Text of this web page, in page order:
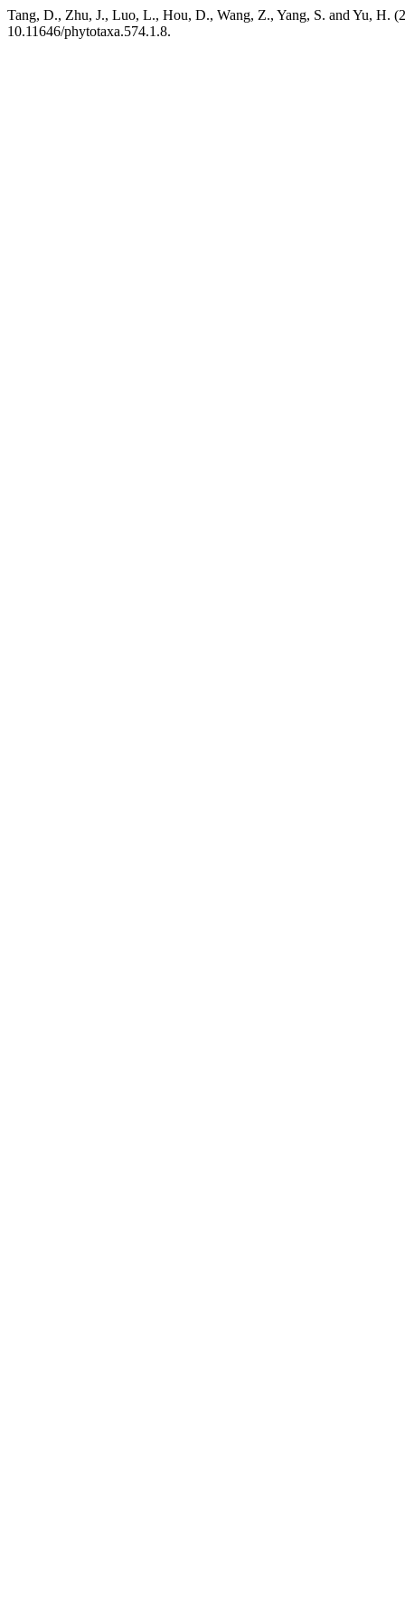
Tang, D., Zhu, J., Luo, L., Hou, D., Wang, Z., Yang, S. and Yu, H.
10.11646/phytotaxa.574.1.8.